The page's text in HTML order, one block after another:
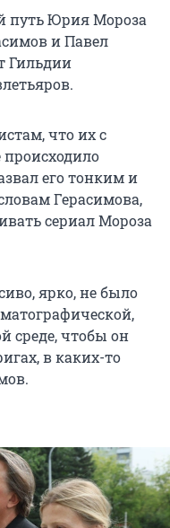
путь Юрия Мороза
и Павел
Гильдии
что их с
его тонким и
Герасимова,
сериал Мороза
ярко, не было
среде, чтобы он
в каких-то